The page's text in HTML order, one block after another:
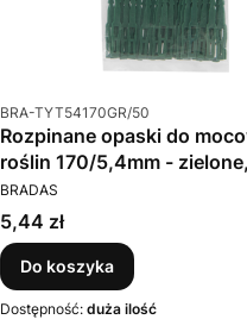
Kod produktu
BRA-TYT54170GR/50
Rozpinane opaski do
roślin 170/5,4mm - zielone,
50szt/opak
PRODUCENT
BRADAS
Cena
5,44 zł
Do koszyka
Dostępność: duża ilość